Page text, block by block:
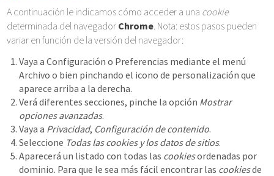
A continuación le indicamos cómo acceder a una cookie
determinada del navegador Chrome. Nota: estos pasos pueden
variar en función de la versión del navegador:
Vaya a Configuración o Preferencias mediante el menú
Archivo o bien pinchando el icono de personalización que
aparece arriba a la derecha.
Verá diferentes secciones, pinche la opción Mostrar
opciones avanzadas.
Vaya a Privacidad, Configuración de contenido.
Seleccione Todas lascookiesy los datos de sitios.
Aparecerá un listado con todas las cookiesordenadas por
dominio. Para que le sea más fácil encontrar las cookiesde